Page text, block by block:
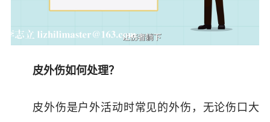
皮外伤如何处理？
皮外伤是户外活动时常见的外伤，无论伤口大